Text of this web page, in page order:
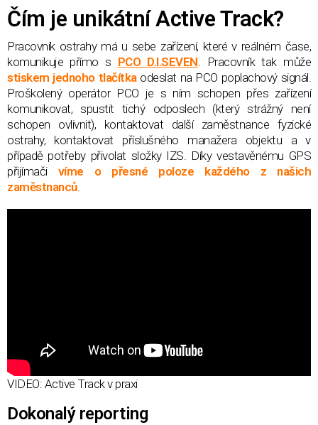
Čím je unikátní Active Track?
Pracovník ostrahy má u sebe zařízení, které v reálném čase,
komunikuje přímo s PCO D.I.SEVEN. Pracovník tak může
stiskem jednoho tlačítkaodeslat na PCO poplachový signál.
Proškolený operátor PCO je s ním schopen přes zařízení
komunikovat, spustit tichý odposlech (který strážný není
schopen ovlivnit), kontaktovat další zaměstnance fyzické
ostrahy, kontaktovat příslušného manažera objektu a v
případě potřeby přivolat složky IZS. Díky vestavěnému GPS
přijímači víme o přesné poloze každého z našich
zaměstnanců.
VIDEO: Active Track v praxi
Dokonalý reporting